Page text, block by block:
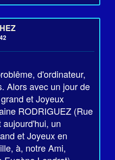
d'ordinateur,
Alors avec un jour de
et Joyeux
RODRIGUEZ (Rue
un
et Joyeux en
à, notre Ami,